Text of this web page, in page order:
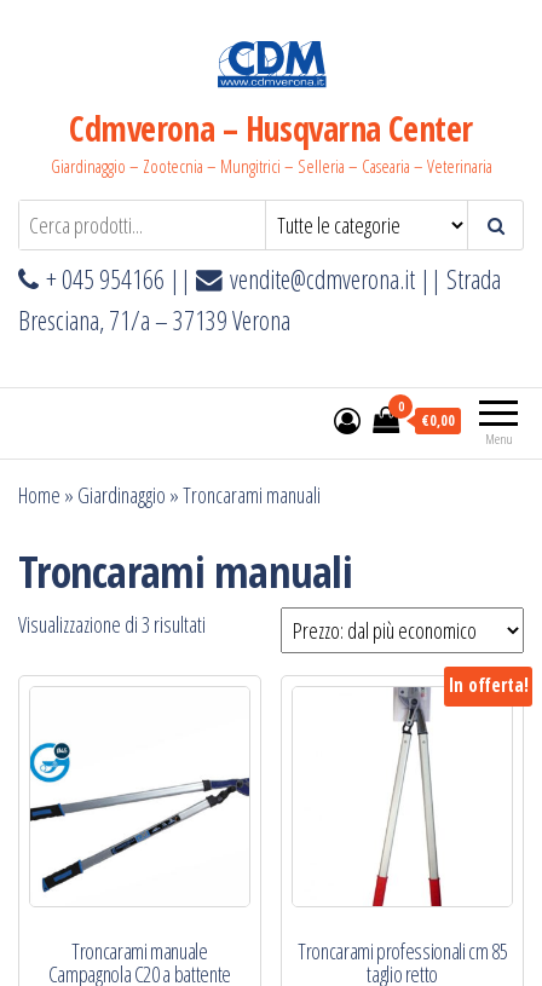
Cdmverona – Husqvarna Center
Giardinaggio – Zootecnia – Mungitrici – Selleria – Casearia – Veterinaria
+ 045 954166 || vendite@cdmverona.it || Strada
Bresciana, 71/a – 37139 Verona
Menu
0
€0,00
Home » Giardinaggio »Troncarami manuali
Troncarami manuali
Visualizzazione di 3 risultati
più
Troncarami manuale
Campagnola C20 a battente
In offerta!
Troncarami professionali cm 85
taglio retto